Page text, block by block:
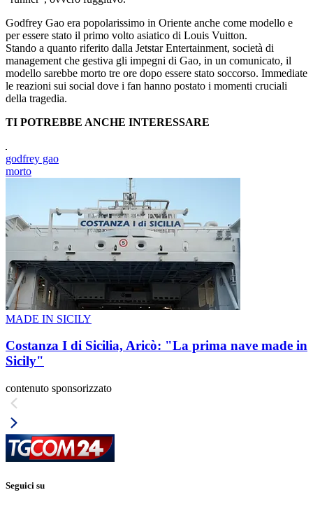
Godfrey Gao era popolarissimo in Oriente anche come modello e
per essere stato il primo volto asiatico di Louis Vuitton.
Stando a quanto riferito dalla Jetstar Entertainment, società di
management che gestiva gli impegni di Gao, in un comunicato, il
modello sarebbe morto tre ore dopo essere stato soccorso. Immediate
le reazioni sui social dove i fan hanno postato i momenti cruciali
della tragedia.
TI POTREBBE ANCHE INTERESSARE
godfrey gao
morto
MADE IN SICILY
Costanza I di Sicilia, Aricò: "La prima nave made in
Sicily"
contenuto sponsorizzato
Seguici su